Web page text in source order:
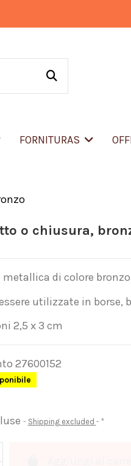
FORNITURAS
o chiusura,
metallica di colore
utilizzate in borse,
2,5 x 3 cm
27600152
Shipping excluded *